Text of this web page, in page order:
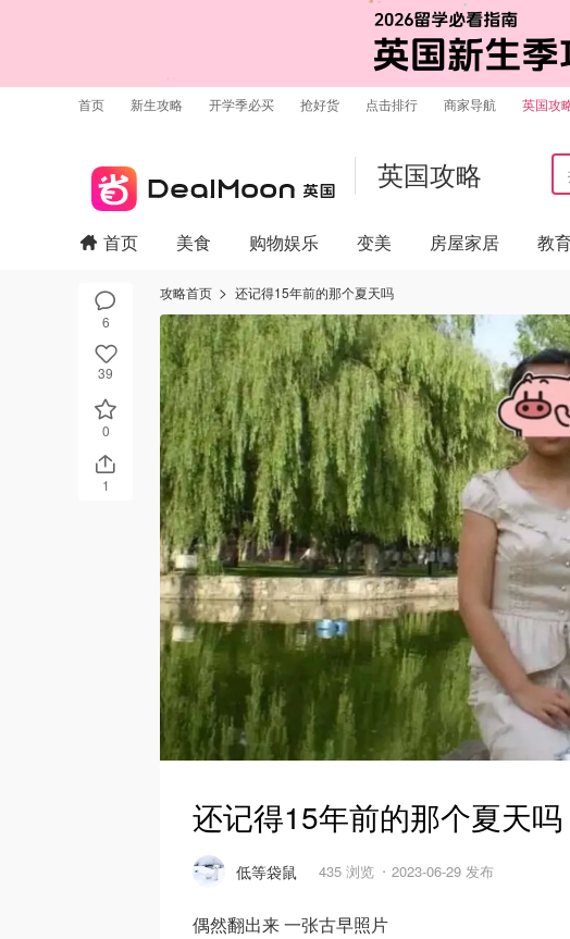
首页 新生攻略 开学季必买 抢好货 点击排行 商家导航 英国攻
英国攻略
6
39
0
1
首页 美食 购物娱乐 变美 房屋家居 教
攻略首页 还记得15年前的那个夏天吗
还记得15年前的那个夏天吗
低等袋鼠 435 浏览 2023-06-29 发布
偶然翻出来 一张古早照片